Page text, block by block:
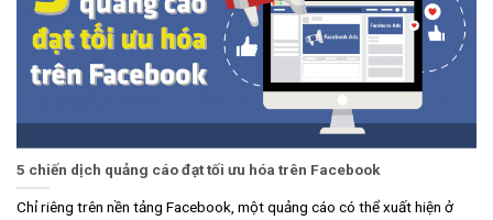
5 chiến dịch quảng cáo đạt tối ưu hóa trên Facebook
Chỉ riêng trên nền tảng Facebook, một quảng cáo có thể xuất hiện ở